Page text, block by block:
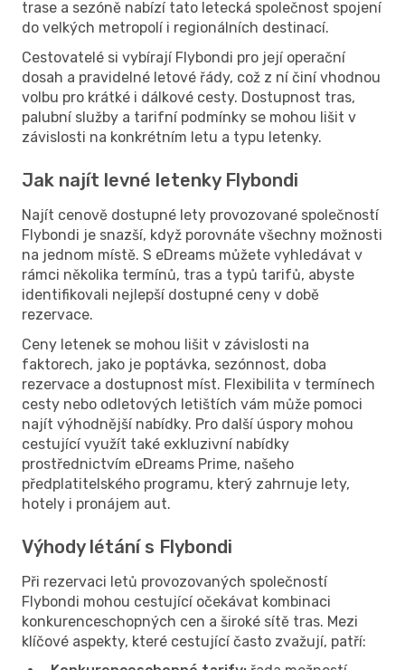
trase a sezóně nabízí tato letecká společnost spojení
do velkých metropolí i regionálních destinací.
Cestovatelé si vybírají Flybondi pro její operační
dosah a pravidelné letové řády, což z ní činí vhodnou
volbu pro krátké i dálkové cesty. Dostupnost tras,
palubní služby a tarifní podmínky se mohou lišit v
závislosti na konkrétním letu a typu letenky.
Jak najít levné letenky Flybondi
Najít cenově dostupné lety provozované společností
Flybondi je snazší, když porovnáte všechny možnosti
na jednom místě. S eDreams můžete vyhledávat v
rámci několika termínů, tras a typů tarifů, abyste
identifikovali nejlepší dostupné ceny v době
rezervace.
Ceny letenek se mohou lišit v závislosti na
faktorech, jako je poptávka, sezónnost, doba
rezervace a dostupnost míst. Flexibilita v termínech
cesty nebo odletových letištích vám může pomoci
najít výhodnější nabídky. Pro další úspory mohou
cestující využít také exkluzivní nabídky
prostřednictvím eDreams Prime, našeho
předplatitelského programu, který zahrnuje lety,
hotely i pronájem aut.
Výhody létání s Flybondi
Při rezervaci letů provozovaných společností
Flybondi mohou cestující očekávat kombinaci
konkurenceschopných cen a široké sítě tras. Mezi
klíčové aspekty, které cestující často zvažují, patří: